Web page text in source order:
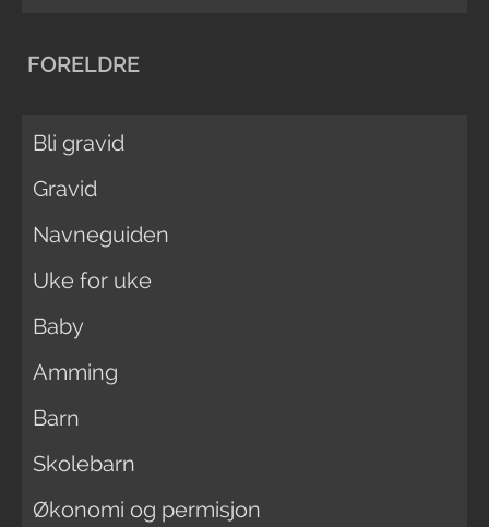
FORELDRE
Bli gravid
Gravid
Navneguiden
Uke for uke
Baby
Amming
Barn
Skolebarn
Økonomi og permisjon